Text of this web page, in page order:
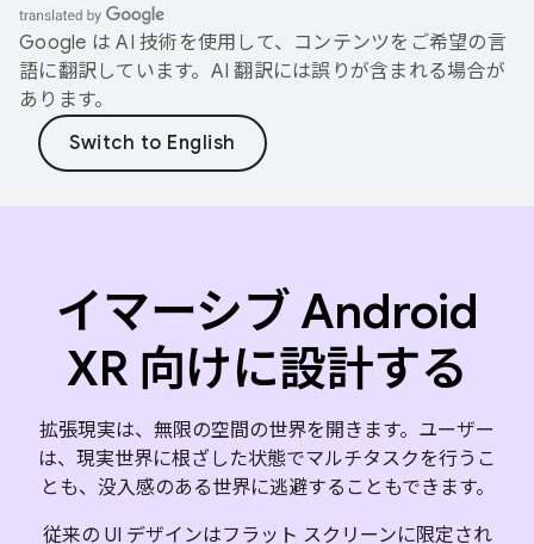
Google は AI 技術を使用して、コンテンツをご希望の言
語に翻訳しています。AI 翻訳には誤りが含まれる場合が
あります。
イマーシブ Android
XR 向けに設計する
拡張現実は、無限の空間の世界を開きます。ユーザー
は、現実世界に根ざした状態でマルチタスクを行うこ
とも、没入感のある世界に逃避することもできます。
従来の UI デザインはフラット スクリーンに限定され